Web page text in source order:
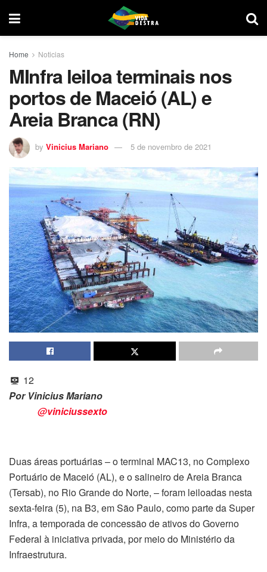
Home Noticias
MInfra leiloa terminais nos
portos de Maceió (AL) e
Areia Branca (RN)
by Vinicius Mariano 5 de novembro de 2021
12
Por Vinicius Mariano
@viniciussexto
Duas áreas portuárias – o terminal MAC13, no Complexo
Portuário de Maceió (AL), e o salineiro de Areia Branca
(Tersab), no Rio Grande do Norte, – foram leiloadas nesta
sexta-feira (5), na B3, em São Paulo, como parte da Super
Infra, a temporada de concessão de ativos do Governo
Federal à iniciativa privada, por meio do Ministério da
Infraestrutura.